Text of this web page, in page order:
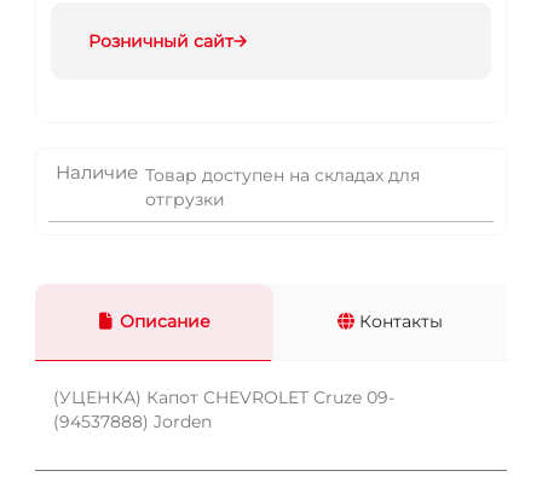
Розничный сайт
Наличие Товар доступен на складах для
отгрузки
Описание Контакты
(УЦЕНКА) Капот CHEVROLET Cruze 09-
(94537888) Jorden